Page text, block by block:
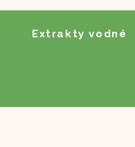
Extrakty vodné